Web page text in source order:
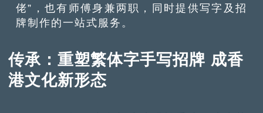
佬”，也有师傅身兼两职，同时提供写字及招
牌制作的一站式服务。
传承：重塑繁体字手写招牌 成香
港文化新形态